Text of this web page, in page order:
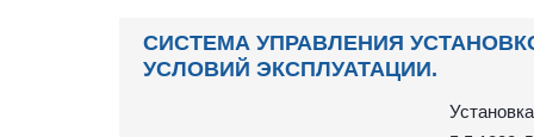
СИСТЕМА УПРАВЛЕНИЯ
УСЛОВИЙ ЭКСПЛУАТАЦИИ.